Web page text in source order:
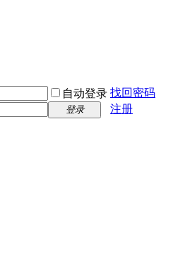
自动登录 找回密码
登录 注册